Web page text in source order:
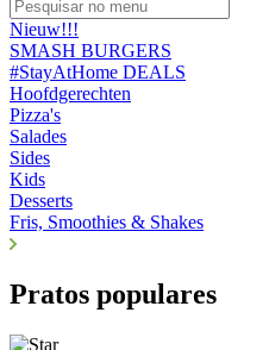
Nieuw!!!
SMASH BURGERS
#StayAtHome DEALS
Hoofdgerechten
Pizza's
Salades
Sides
Kids
Desserts
Fris, Smoothies & Shakes
Pratos populares